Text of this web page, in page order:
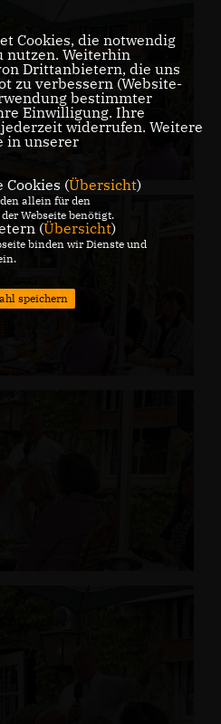
Cookies, die notwendig
nutzen. Weiterhin
Drittanbietern, die uns
zu verbessern (Website-
bestimmter
Einwilligung. Ihre
widerrufen. Weitere
in unserer
Cookies (Übersicht)
allein für den
Webseite benötigt.
(Übersicht)
binden wir Dienste und
speichern